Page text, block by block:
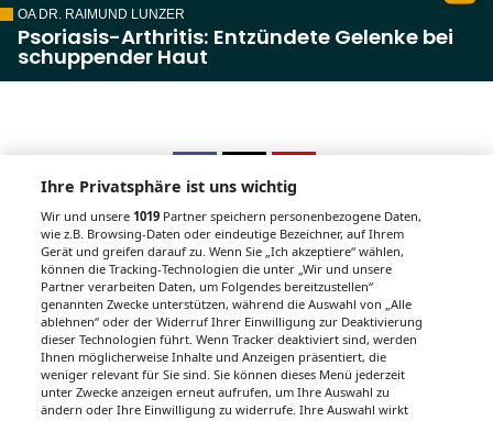
OA DR. RAIMUND LUNZER
Psoriasis-Arthritis: Entzündete Gelenke bei
schuppender Haut
Unsere Wochenzeitungen
Gesundheitsseiten
Hier finden Sie die aktuelle Ausgabe der
Gesundheitsberichterstattung in den 120
Wochenzeitungen der RegionalMedien
Austria sowie ein Archiv der vergangenen
Ihre Privatsphäre ist uns wichtig
Wir und unsere1019 Partner speichern personenbezogene Daten,
wie z.B. Browsing-Daten oder eindeutige Bezeichner, auf Ihrem
Gerät und greifen darauf zu. Wenn Sie „Ich akzeptiere“ wählen,
können die Tracking-Technologien die unter „Wir und unsere
Partner verarbeiten Daten, um Folgendes bereitzustellen“
genannten Zwecke unterstützen, während die Auswahl von „Alle
ablehnen“ oder der Widerruf Ihrer Einwilligung zur Deaktivierung
dieser Technologien führt. Wenn Tracker deaktiviert sind, werden
Ihnen möglicherweise Inhalte und Anzeigen präsentiert, die
weniger relevant für Sie sind. Sie können dieses Menü jederzeit
unter Zwecke anzeigen erneut aufrufen, um Ihre Auswahl zu
ändern oder Ihre Einwilligung zu widerrufe. Ihre Auswahl wirkt